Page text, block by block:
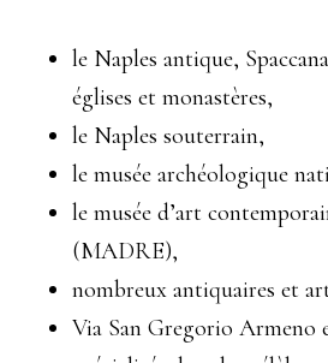
le Naples antique,
églises et monastères,
le Naples souterrain,
le musée archéologique
le musée d’art
(MADRE),
nombreux antiquaires et
Via San Gregorio Armeno